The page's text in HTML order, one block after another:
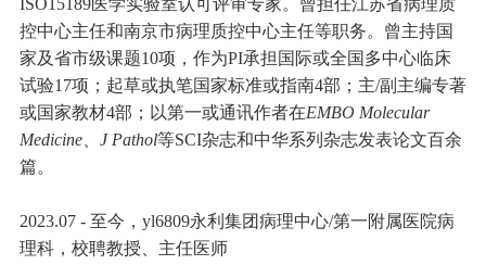
ISO15189医学实验室认可评审专家。 曾担任江苏省病理质
控中心主任和南京市病理质控中心主任等职务。 曾主持国
家及省市级课题10项， 作为PI承担国际或全国多中心临床
试验17项；起草或执笔国家标准或指南4部；主/副主编专著
或国家教材4部；以第一或通讯作者在EMBO Molecular
Medicine、 J Pathol等SCI杂志和中华系列杂志发表论文百余
篇。
2023.07 - 至今，yl6809永利集团病理中心/第一附属医院病
理科， 校聘教授 、主任医师